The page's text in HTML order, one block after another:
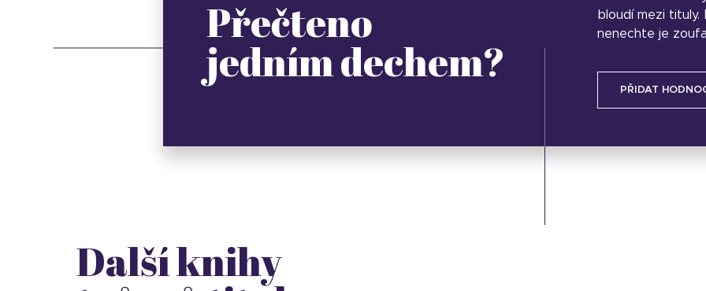
Přečteno
jedním dechem?
bloudí mezi
nenechte je
PŘIDAT
Další knihy